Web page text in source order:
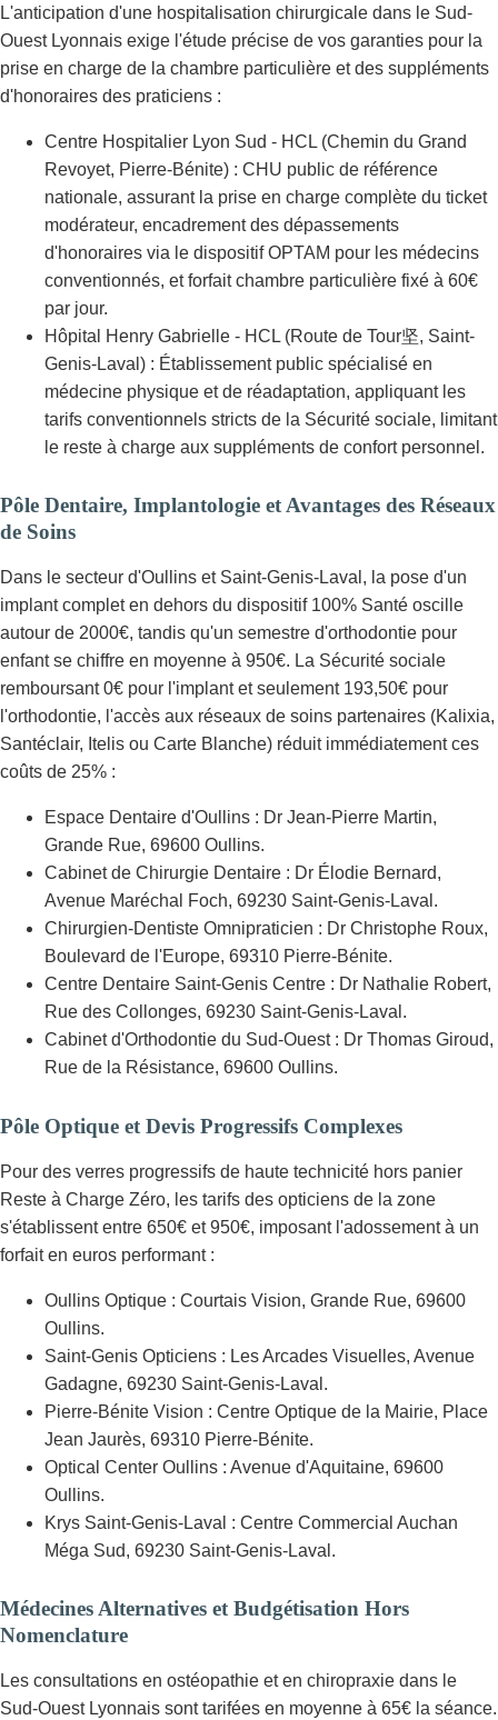
L'anticipation d'une hospitalisation chirurgicale dans le Sud-
Ouest Lyonnais exige l'étude précise de vos garanties pour la
prise en charge de la chambre particulière et des suppléments
d'honoraires des praticiens :
Centre Hospitalier Lyon Sud - HCL (Chemin du Grand
Revoyet, Pierre-Bénite) : CHU public de référence
nationale, assurant la prise en charge complète du ticket
modérateur, encadrement des dépassements
d'honoraires via le dispositif OPTAM pour les médecins
conventionnés, et forfait chambre particulière fixé à 60€
par jour.
Hôpital Henry Gabrielle - HCL (Route de Tour坚, Saint-
Genis-Laval) : Établissement public spécialisé en
médecine physique et de réadaptation, appliquant les
tarifs conventionnels stricts de la Sécurité sociale, limitant
le reste à charge aux suppléments de confort personnel.
Pôle Dentaire, Implantologie et Avantages des Réseaux
de Soins
Dans le secteur d'Oullins et Saint-Genis-Laval, la pose d'un
implant complet en dehors du dispositif 100% Santé oscille
autour de 2000€, tandis qu'un semestre d'orthodontie pour
enfant se chiffre en moyenne à 950€. La Sécurité sociale
remboursant 0€ pour l'implant et seulement 193,50€ pour
l'orthodontie, l'accès aux réseaux de soins partenaires (Kalixia,
Santéclair, Itelis ou Carte Blanche) réduit immédiatement ces
coûts de 25% :
Espace Dentaire d'Oullins : Dr Jean-Pierre Martin,
Grande Rue, 69600 Oullins.
Cabinet de Chirurgie Dentaire : Dr Élodie Bernard,
Avenue Maréchal Foch, 69230 Saint-Genis-Laval.
Chirurgien-Dentiste Omnipraticien : Dr Christophe Roux,
Boulevard de l'Europe, 69310 Pierre-Bénite.
Centre Dentaire Saint-Genis Centre : Dr Nathalie Robert,
Rue des Collonges, 69230 Saint-Genis-Laval.
Cabinet d'Orthodontie du Sud-Ouest : Dr Thomas Giroud,
Rue de la Résistance, 69600 Oullins.
Pôle Optique et Devis Progressifs Complexes
Pour des verres progressifs de haute technicité hors panier
Reste à Charge Zéro, les tarifs des opticiens de la zone
s'établissent entre 650€ et 950€, imposant l'adossement à un
forfait en euros performant :
Oullins Optique : Courtais Vision, Grande Rue, 69600
Oullins.
Saint-Genis Opticiens : Les Arcades Visuelles, Avenue
Gadagne, 69230 Saint-Genis-Laval.
Pierre-Bénite Vision : Centre Optique de la Mairie, Place
Jean Jaurès, 69310 Pierre-Bénite.
Optical Center Oullins : Avenue d'Aquitaine, 69600
Oullins.
Krys Saint-Genis-Laval : Centre Commercial Auchan
Méga Sud, 69230 Saint-Genis-Laval.
Médecines Alternatives et Budgétisation Hors
Nomenclature
Les consultations en ostéopathie et en chiropraxie dans le
Sud-Ouest Lyonnais sont tarifées en moyenne à 65€ la séance.